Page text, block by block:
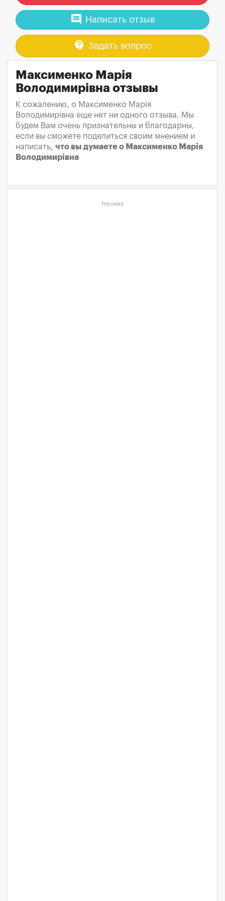
comment Написать отзыв
contact_support Задать вопрос
Максименко Марія
Володимирівна отзывы
К сожалению, о Максименко Марія
Володимирівна еще нет ни одного отзыва. Мы
будем Вам очень признательны и благодарны,
если вы сможете поделиться своим мнением и
написать, что вы думаете о Максименко Марія
Володимирівна
Реклама